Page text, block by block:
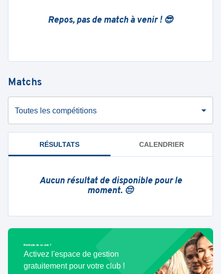
Repos, pas de match à venir ! 😎
Matchs
Toutes les compétitions
RÉSULTATS CALENDRIER
Aucun résultat de disponible pour le
moment. 😔
Bénévole de ce club ?
Activez l'espace de gestion
gratuitement pour votre club !